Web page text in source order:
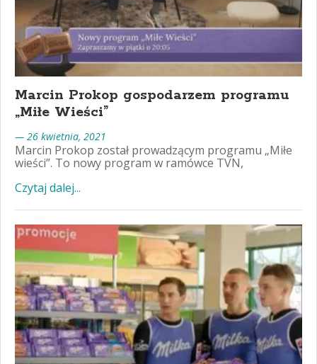
Marcin Prokop gospodarzem programu
„Miłe Wieści”
— 26 kwietnia, 2021
Marcin Prokop został prowadzącym programu „Miłe
wieści”. To nowy program w ramówce TVN,
Czytaj dalej...